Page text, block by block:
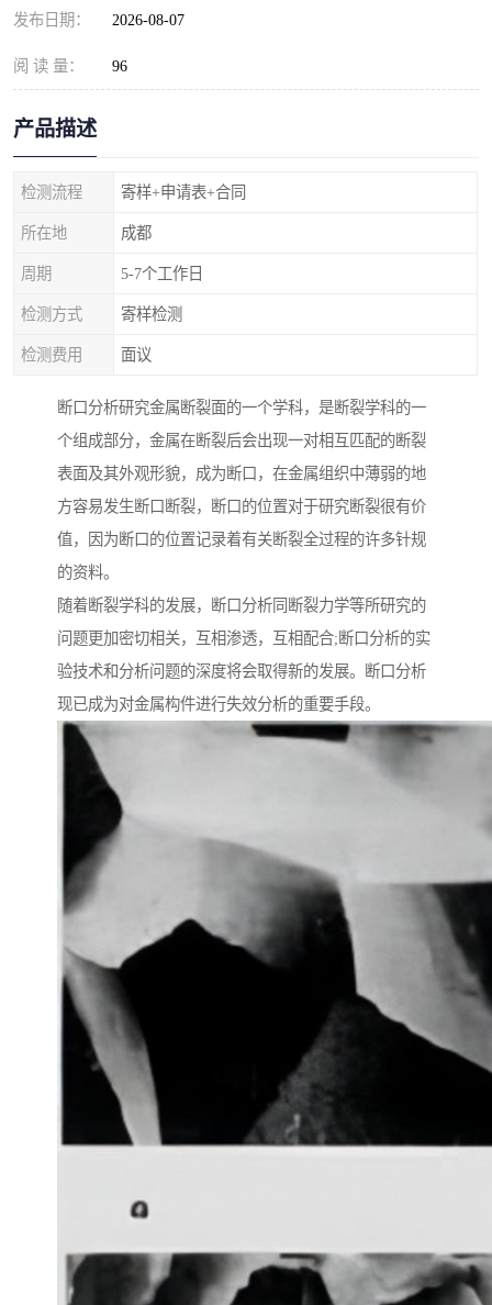
发布日期： 2026-08-07
阅 读 量： 96
产品描述
检测流程 寄样+申请表+合同
所在地 成都
周期 5-7个工作日
检测方式 寄样检测
检测费用 面议
断口分析研究金属断裂面的一个学科，是断裂学科的一
个组成部分，金属在断裂后会出现一对相互匹配的断裂
表面及其外观形貌，成为断口，在金属组织中薄弱的地
方容易发生断口断裂，断口的位置对于研究断裂很有价
值，因为断口的位置记录着有关断裂全过程的许多针规
的资料。
随着断裂学科的发展，断口分析同断裂力学等所研究的
问题更加密切相关，互相渗透，互相配合;断口分析的实
验技术和分析问题的深度将会取得新的发展。断口分析
现已成为对金属构件进行失效分析的重要手段。